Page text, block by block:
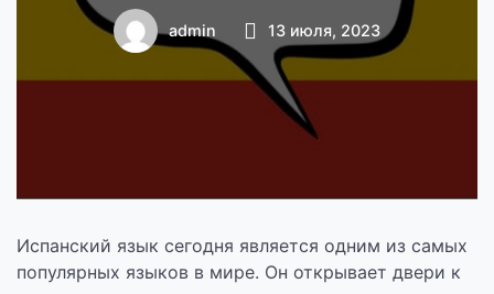
языка
admin 13 июля, 2023
Испанский язык сегодня является одним из самых
популярных языков в мире. Он открывает двери к